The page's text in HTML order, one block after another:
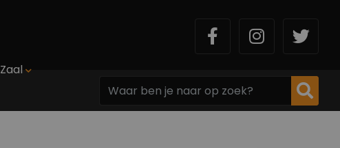
Zaal